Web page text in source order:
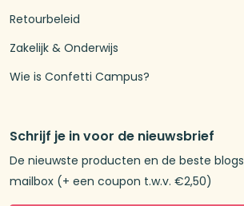
Retourbeleid
Zakelijk & Onderwijs
Wie is Confetti Campus?
Schrijf je in voor de nieuwsbrief
De nieuwste producten en de beste
mailbox (+ een coupon t.w.v. €2,50)